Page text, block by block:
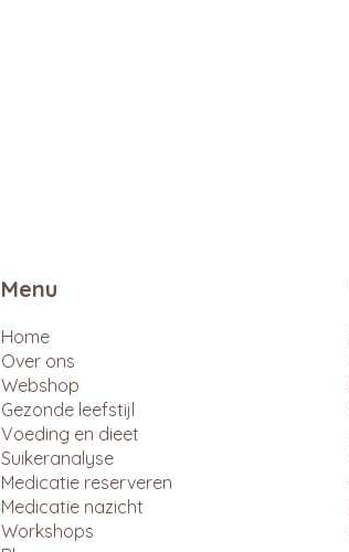
Menu
Home
Over ons
Webshop
Gezonde leefstijl
Voeding en dieet
Suikeranalyse
Medicatie reserveren
Medicatie nazicht
Workshops